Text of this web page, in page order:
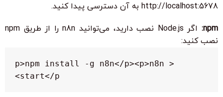
http://localhost:5678 به آن دسترسی پیدا کنید.
npm:
اگر Node.js نصب دارید، می‌توانید n8n را از طریق npm
نصب کنید:
<p>npm install -g n8n</p><p>n8n
start</p>